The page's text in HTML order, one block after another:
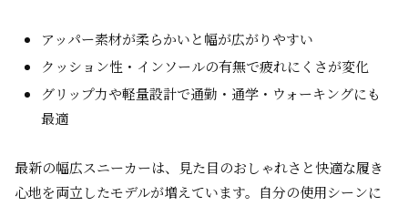
アッパー素材が柔らかいと幅が広がりやすい
クッション性・インソールの有無で疲れにくさが変化
グリップ力や軽量設計で通勤・通学・ウォーキングにも
最適
最新の幅広スニーカーは、見た目のおしゃれさと快適な履き
心地を両立したモデルが増えています。自分の使用シーンに